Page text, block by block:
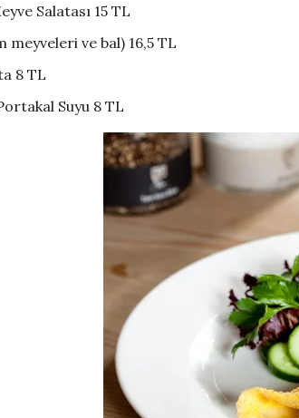
Salatası 15 TL
meyveleri ve bal) 16,5 TL
8 TL
Suyu 8 TL